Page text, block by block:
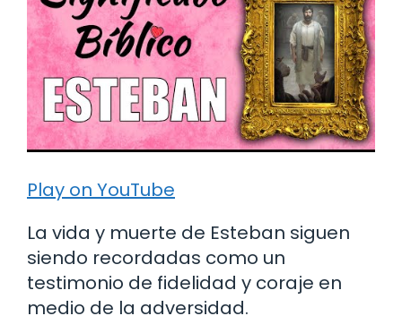
Play on YouTube
La vida y muerte de Esteban siguen
siendo recordadas como un
testimonio de fidelidad y coraje en
medio de la adversidad.